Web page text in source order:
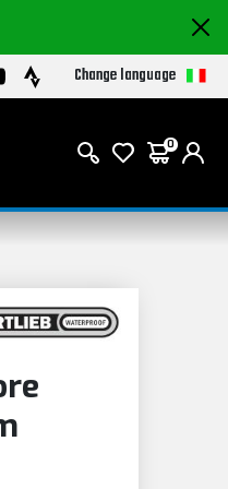
Change language
0